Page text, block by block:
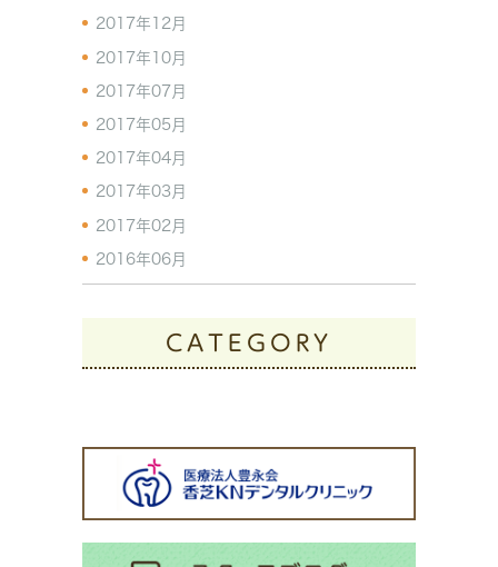
2017年12月
2017年10月
2017年07月
2017年05月
2017年04月
2017年03月
2017年02月
2016年06月
CATEGORY